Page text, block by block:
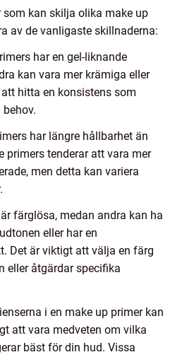
kan skilja olika make up
av de vanligaste skillnaderna:
har en gel-liknande
kan vara mer krämiga eller
hitta en konsistens som
har längre hållbarhet än
primers tenderar att vara mer
men detta kan variera
färglösa, medan andra kan ha
eller har en
Det är viktigt att välja en färg
eller åtgärdar specifika
i en make up primer kan
att vara medveten om vilka
bäst för din hud. Vissa